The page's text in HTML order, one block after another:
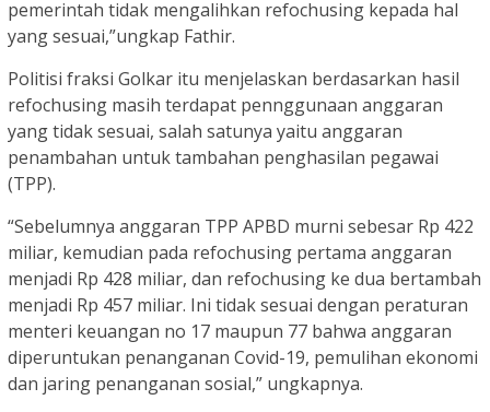
pemerintah tidak mengalihkan refochusing kepada hal
yang sesuai,”ungkap Fathir.
Politisi fraksi Golkar itu menjelaskan berdasarkan hasil
refochusing masih terdapat pennggunaan anggaran
yang tidak sesuai, salah satunya yaitu anggaran
penambahan untuk tambahan penghasilan pegawai
(TPP).
“Sebelumnya anggaran TPP APBD murni sebesar Rp 422
miliar, kemudian pada refochusing pertama anggaran
menjadi Rp 428 miliar, dan refochusing ke dua bertambah
menjadi Rp 457 miliar. Ini tidak sesuai dengan peraturan
menteri keuangan no 17 maupun 77 bahwa anggaran
diperuntukan penanganan Covid-19, pemulihan ekonomi
dan jaring penanganan sosial,” ungkapnya.